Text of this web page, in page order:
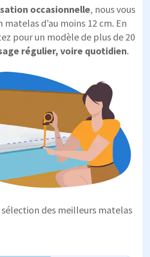
occasionnelle, nous vous
d’au moins 12 cm. En
pour un modèle de plus de 20
régulier, voire quotidien.
sélection des meilleurs matelas